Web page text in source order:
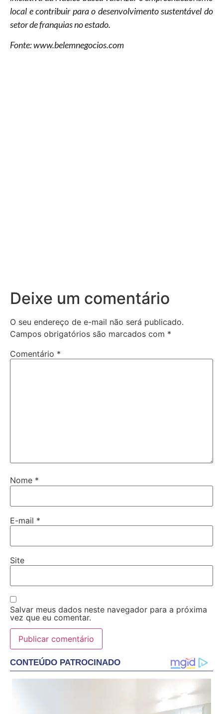
local e contribuir para o desenvolvimento sustentável do
setor de franquias no estado.
Fonte: www.belemnegocios.com
Deixe um comentário
O seu endereço de e-mail não será publicado.
Campos obrigatórios são marcados com *
Comentário *
Nome *
E-mail *
Site
Salvar meus dados neste navegador para a próxima
vez que eu comentar.